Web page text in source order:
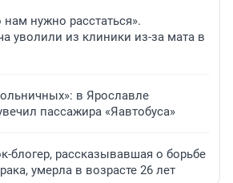
нужно расстаться».
уволили из клиники из-за мата в
в Ярославле
пассажира «Яавтобуса»
блогер, рассказывавшая о борьбе
умерла в возрасте 26 лет